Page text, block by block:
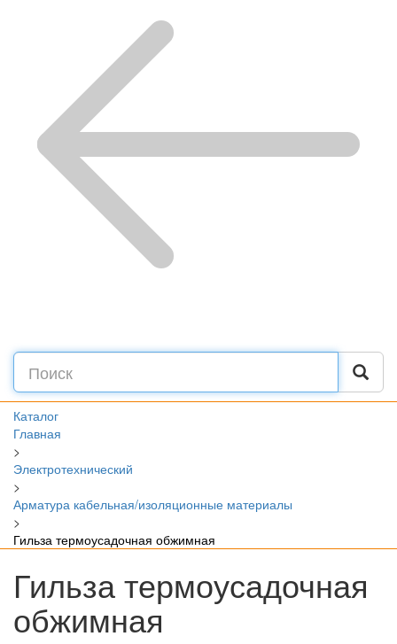
Каталог
Главная
>
Электротехнический
>
Арматура кабельная/изоляционные материалы
>
Гильза термоусадочная обжимная
Гильза термоусадочная
обжимная